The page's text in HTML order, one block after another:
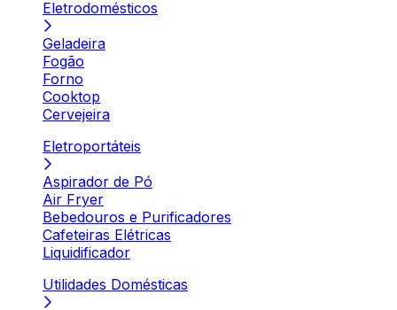
Eletrodomésticos
Geladeira
Fogão
Forno
Cooktop
Cervejeira
Eletroportáteis
Aspirador de Pó
Air Fryer
Bebedouros e Purificadores
Cafeteiras Elétricas
Liquidificador
Utilidades Domésticas